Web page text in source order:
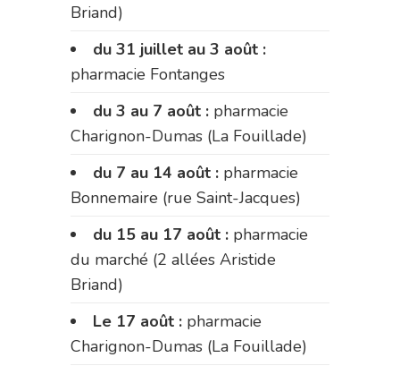
Briand)
du 31 juillet au 3 août :
pharmacie Fontanges
du 3 au 7 août : pharmacie
Charignon-Dumas (La Fouillade)
du 7 au 14 août : pharmacie
Bonnemaire (rue Saint-Jacques)
du 15 au 17 août : pharmacie
du marché (2 allées Aristide
Briand)
Le 17 août : pharmacie
Charignon-Dumas (La Fouillade)